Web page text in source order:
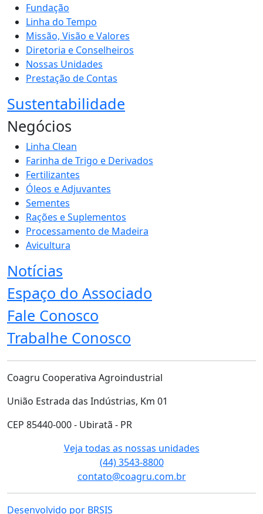
Fundação
Linha do Tempo
Missão, Visão e Valores
Diretoria e Conselheiros
Nossas Unidades
Prestação de Contas
Sustentabilidade
Negócios
Linha Clean
Farinha de Trigo e Derivados
Fertilizantes
Óleos e Adjuvantes
Sementes
Rações e Suplementos
Processamento de Madeira
Avicultura
Notícias
Espaço do Associado
Fale Conosco
Trabalhe Conosco
Coagru Cooperativa Agroindustrial
União Estrada das Indústrias, Km 01
CEP 85440-000 - Ubiratã - PR
Veja todas as nossas unidades
(44) 3543-8800
contato@coagru.com.br
Desenvolvido por BRSIS